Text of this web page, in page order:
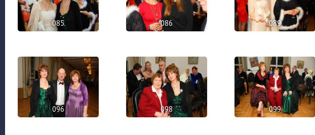
085 086 089
096 098 099